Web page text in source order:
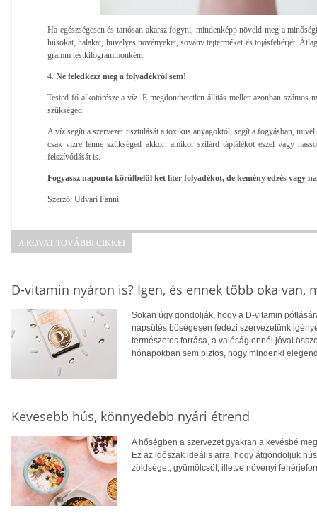
Ha egészségesen és tartósan akarsz fogyni, mindenképp növeld meg a
húsokat, halakat, hüvelyes növényeket, sovány tejterméket és tojásfehérjét.
gramm testkilogrammonként.
4. Ne feledkezz meg a folyadékról sem!
Tested fő alkotórésze a víz. E megdönthetetlen állítás mellett azonban számos
szükséged.
A víz segíti a szervezet tisztulását a toxikus anyagoktól, segít a fogyásban,
csak vízre lenne szükséged akkor, amikor szilárd táplálékot eszel vagy
felszívódását is.
Fogyassz naponta körülbelül két liter folyadékot, de kemény edzés vagy
Szerző: Udvari Fanni
A ROVAT TOVÁBBI CIKKEI
D-vitamin nyáron is? Igen, és ennek több oka van,
Sokan úgy gondolják, hogy a D-vitamin
napsütés bőségesen fedezi szervezetünk
természetes forrása, a valóság ennél jóval
hónapokban sem biztos, hogy mindenki
Kevesebb hús, könnyedebb nyári étrend
A hőségben a szervezet gyakran a kevésbé
Ez az időszak ideális arra, hogy átgondoljuk
zöldséget, gyümölcsöt, illetve növényi